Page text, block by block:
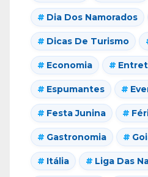
Dia Dos Namorados
Dicas De Turismo
Economia
Espumantes
Festa Junina
Gastronomia
Itália Liga Das